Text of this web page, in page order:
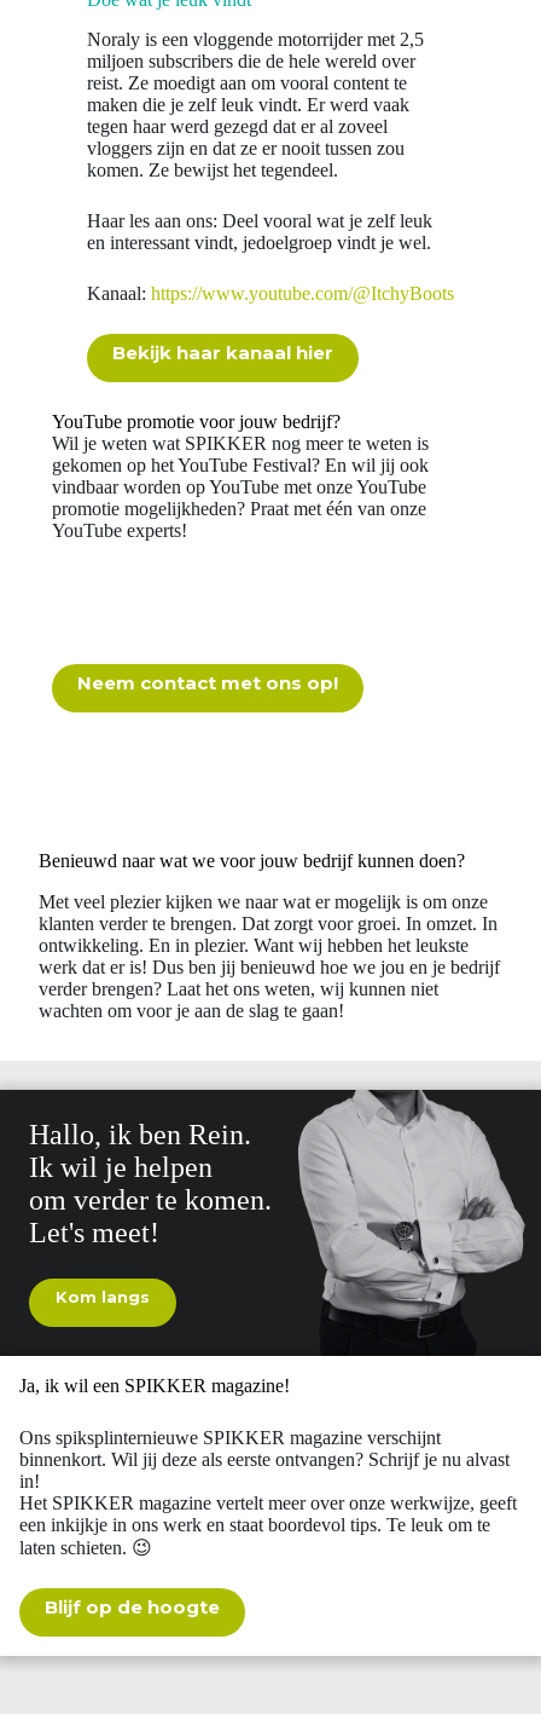
Noraly is een vloggende motorrijder met 2,5
miljoen subscribers die de hele wereld over
reist. Ze moedigt aan om vooral content te
maken die je zelf leuk vindt. Er werd vaak
tegen haar werd gezegd dat er al zoveel
vloggers zijn en dat ze er nooit tussen zou
komen. Ze bewijst het tegendeel.
Haar les aan ons: Deel vooral wat je zelf leuk
en interessant vindt, jedoelgroep vindt je wel.
Kanaal: https://www.youtube.com/@ItchyBoots
Bekijk haar kanaal hier
YouTube promotie voor jouw bedrijf?
Wil je weten wat SPIKKER nog meer te weten is
gekomen op het YouTube Festival? En wil jij ook
vindbaar worden op YouTube met onze YouTube
promotie mogelijkheden? Praat met één van onze
YouTube experts!
Neem contact met ons op!
Benieuwd naar wat we voor jouw bedrijf kunnen doen?
Met veel plezier kijken we naar wat er mogelijk is om onze
klanten verder te brengen. Dat zorgt voor groei. In omzet. In
ontwikkeling. En in plezier. Want wij hebben het leukste
werk dat er is! Dus ben jij benieuwd hoe we jou en je bedrijf
verder brengen? Laat het ons weten, wij kunnen niet
wachten om voor je aan de slag te gaan!
Hallo, ik ben Rein.
Ik wil je helpen
om verder te komen.
Let's meet!
Kom langs
Ja, ik wil een SPIKKER magazine!
Ons spiksplinternieuwe SPIKKER magazine verschijnt
binnenkort. Wil jij deze als eerste ontvangen? Schrijf je nu alvast
in!
Het SPIKKER magazine vertelt meer over onze werkwijze, geeft
een inkijkje in ons werk en staat boordevol tips. Te leuk om te
laten schieten. 😉
Blijf op de hoogte